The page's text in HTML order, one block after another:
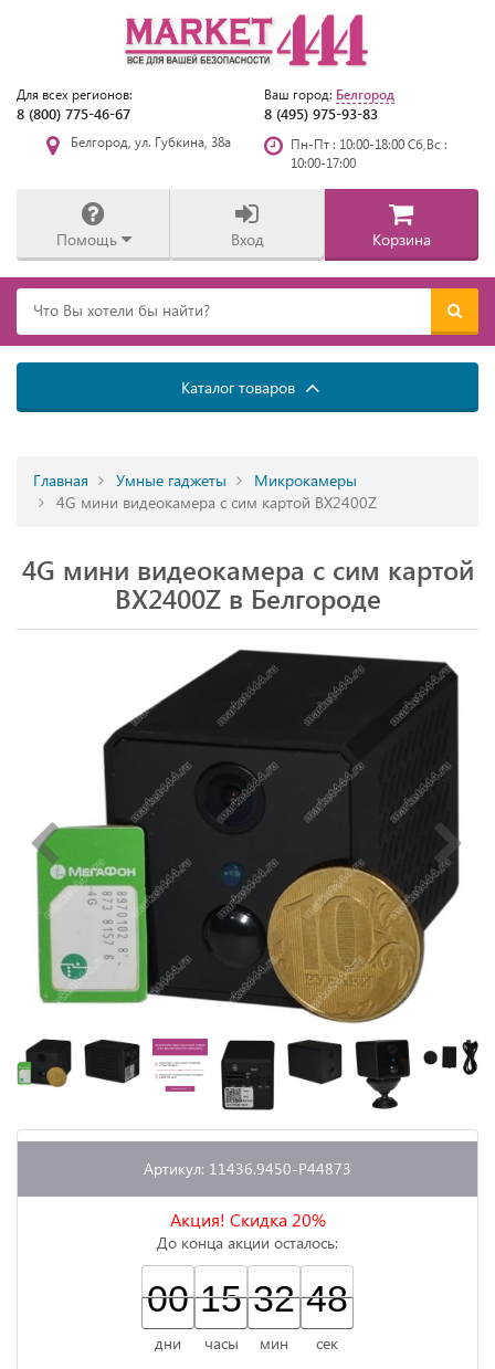
Для всех регионов:
8 (800) 775-46-67
Ваш город: Белгород
8 (495) 975-93-83
Белгород, ул. Губкина, 38а
Пн-Пт : 10:00-18:00 Сб,Вс :
10:00-17:00
Помощь Вход Корзина
Каталог товаров
Главная Умные гаджеты
Микрокамеры
4G мини видеокамера с сим картой BX2400Z
4G мини видеокамера с сим картой
BX2400Z в Белгороде
Артикул: 11436.9450-P44873
Акция! Скидка 20%
До конца акции осталось:
00
00
00
дни
15
15
00
часы
32
32
00
мин
47
47
48
сек